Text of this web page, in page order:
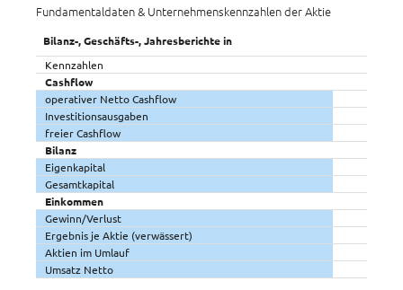
Fundamentaldaten & Unternehmenskennzahlen der Aktie
Bilanz-, Geschäfts-, Jahresberichte in
Kennzahlen
Cashflow
operativer Netto Cashflow
Investitionsausgaben
freier Cashflow
Bilanz
Eigenkapital
Gesamtkapital
Einkommen
Gewinn/Verlust
Ergebnis je Aktie (verwässert)
Aktien im Umlauf
Umsatz Netto